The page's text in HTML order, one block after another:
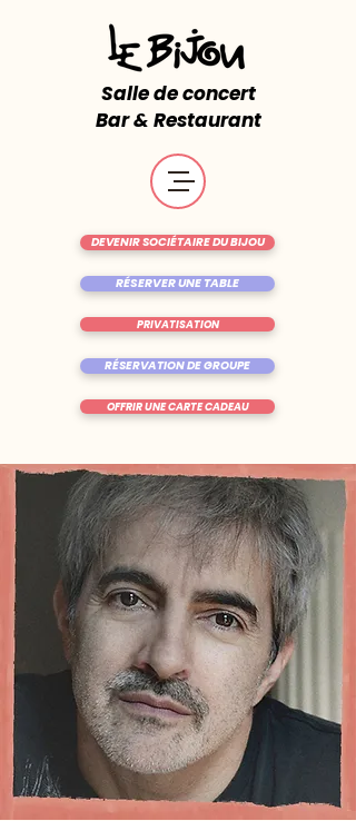
Salle de concert
Bar & Restaurant
RÉSERVER UNE TABLE
OFFRIR UNE CARTE CADEAU
DEVENIR SOCIÉTAIRE DU BIJOU
RÉSERVATION DE GROUPE
PRIVATISATION